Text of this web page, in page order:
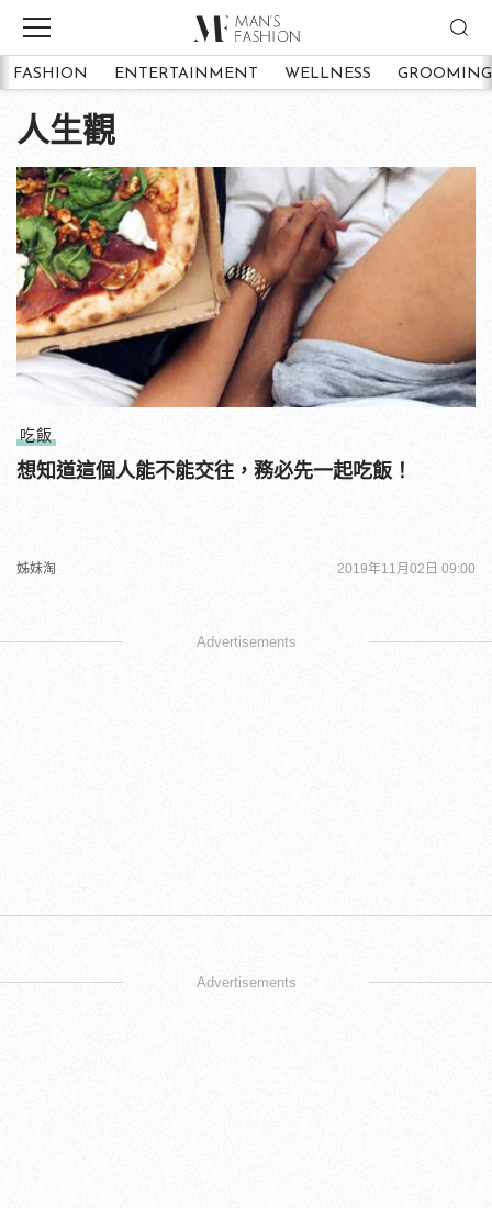
FASHION ENTERTAINMENT WELLNESS GROOMING
人生觀
吃飯
想知道這個人能不能交往，務必先一起吃飯！
姊妹淘 2019年11月02日 09:00
Advertisements
Advertisements